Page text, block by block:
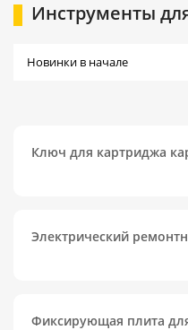
Инструменты
Ключ для картриджа
Электрический
Фиксирующая плита для